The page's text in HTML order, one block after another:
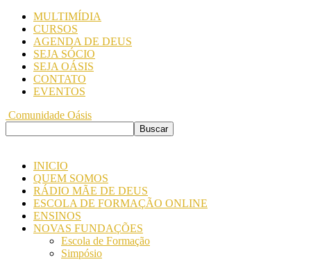
MULTIMÍDIA
CURSOS
AGENDA DE DEUS
SEJA SÓCIO
SEJA OÁSIS
CONTATO
EVENTOS
Comunidade Oásis
INICIO
QUEM SOMOS
RÁDIO MÃE DE DEUS
ESCOLA DE FORMAÇÃO ONLINE
ENSINOS
NOVAS FUNDAÇÕES
Escola de Formação
Simpósio